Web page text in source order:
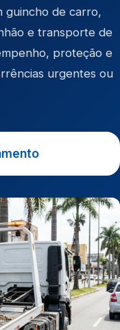
guincho de carro,
e transporte de
proteção e
urgentes ou